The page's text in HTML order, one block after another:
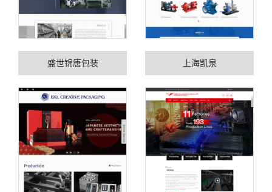
盛世锦唐包装 上海凯泉